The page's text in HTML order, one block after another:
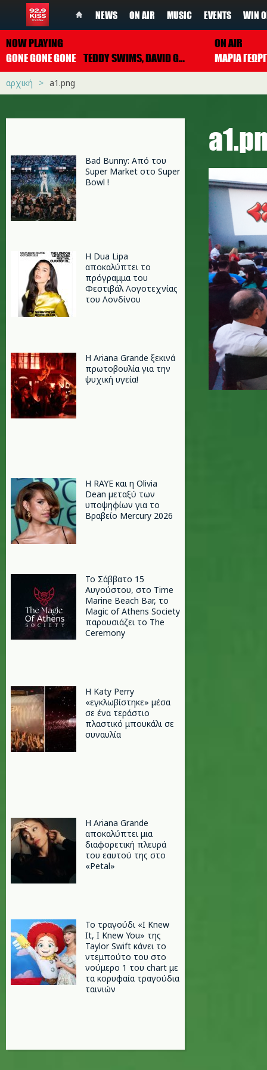
NEWS ON AIR MUSIC EVENTS WIN
NOW PLAYING
GONE GONE GONE TEDDY SWIMS, DAVID GUETTA & TONES AND I
ON AIR
ΜΑΡΙΑ
αρχική a1.png
Bad Bunny: Από του
Super Market στο Super
Bowl !
Η Dua Lipa
αποκαλύπτει το
πρόγραμμα του
Φεστιβάλ Λογοτεχνίας
του Λονδίνου
Η Ariana Grande ξεκινά
πρωτοβουλία για την
ψυχική υγεία!
Η RAYE και η Olivia
Dean μεταξύ των
υποψηφίων για το
Βραβείο Mercury 2026
Το Σάββατο 15
Αυγούστου, στο Time
Marine Beach Bar, το
Magic of Athens Society
παρουσιάζει το The
Ceremony
H Katy Perry
«εγκλωβίστηκε» μέσα
σε ένα τεράστιο
πλαστικό μπουκάλι σε
συναυλία
Η Ariana Grande
αποκαλύπτει μια
διαφορετική πλευρά
του εαυτού της στο
«Petal»
Το τραγούδι «I Knew
It, I Knew You» της
Taylor Swift κάνει το
ντεμπούτο του στο
νούμερο 1 του chart με
τα κορυφαία τραγούδια
ταινιών